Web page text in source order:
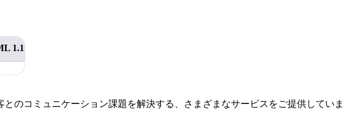
1.1
のコミュニケーション課題を解決する、さまざまなサービスをご提供してい